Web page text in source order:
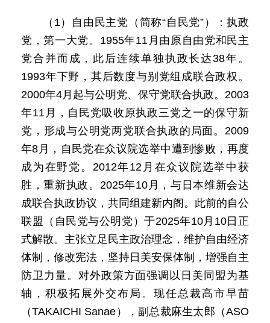
（1）自由民主党（简称“自民党”）：执政
党，第一大党。1955年11月由原自由党和民主
党合并而成，此后连续单独执政长达38年。
1993年下野，其后数度与别党组成联合政权。
2000年4月起与公明党、保守党联合执政。2003
年11月，自民党吸收原执政三党之一的保守新
党，形成与公明党两党联合执政的局面。2009
年8月，自民党在众议院选举中遭到惨败，再度
成为在野党。2012年12月在众议院选举中获
胜，重新执政。2025年10月，与日本维新会达
成联合执政协议，共同组建新内阁。此前的自公
联盟（自民党与公明党）于2025年10月10日正
式解散。主张立足民主政治理念，维护自由经济
体制，修改宪法，坚持日美安保体制，增强自主
防卫力量。对外政策方面强调以日美同盟为基
轴，积极拓展外交布局。现任总裁高市早苗
（TAKAICHI Sanae），副总裁麻生太郎（ASO